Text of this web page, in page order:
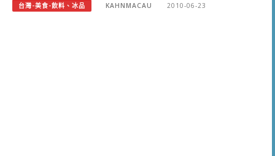
台灣-美食-飲料、冰品 KAHNMACAU 2010-06-23